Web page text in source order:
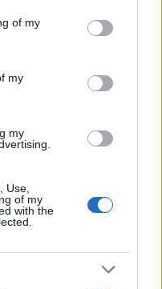
You may click to
its third-party tags to
in below Google
of my
my
my
Use,
of my
with the
εδώ
50 /50
Σαρακήνικο της
ελικοδρόμιο –